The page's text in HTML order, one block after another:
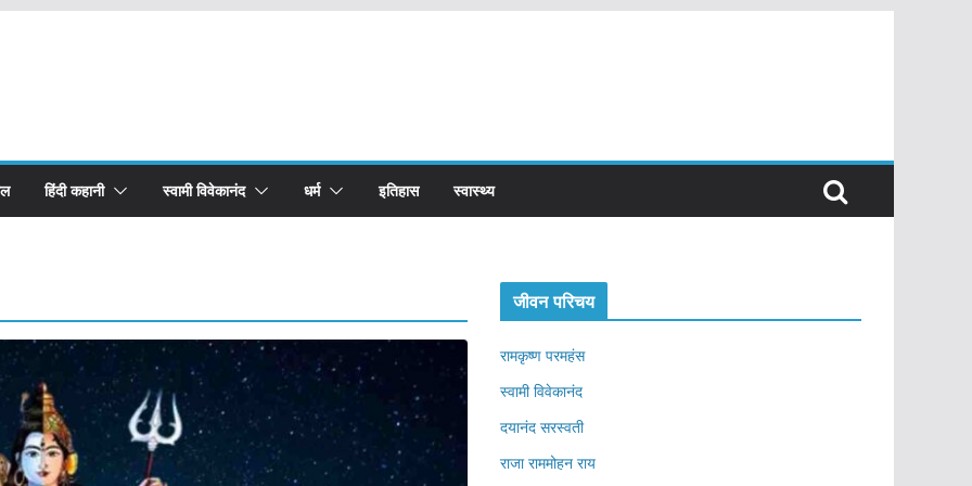
हिंदी कहानी स्वामी विवेकानंद धर्म इतिहास स्वास्थ्य
जीवन परिचय
रामकृष्ण परमहंस
स्वामी विवेकानंद
दयानंद सरस्वती
राजा राममोहन राय